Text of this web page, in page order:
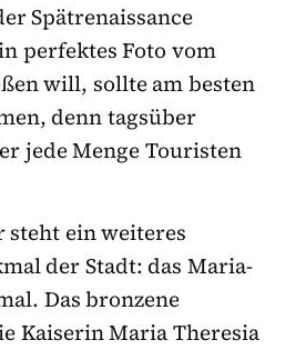
Spätrenaissance
perfektes Foto vom
will, sollte am besten
denn tagsüber
jede Menge Touristen
steht ein weiteres
der Stadt: das Maria-
Das bronzene
Kaiserin Maria Theresia